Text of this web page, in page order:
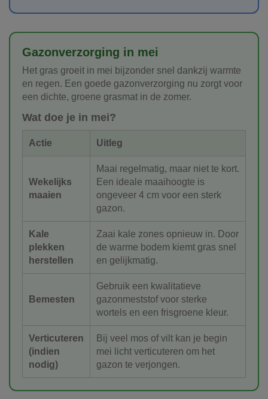
Gazonverzorging in mei
Het gras groeit in mei bijzonder snel dankzij warmte
en regen. Een goede gazonverzorging nu zorgt voor
een dichte, groene grasmat in de zomer.
Wat doe je in mei?
Actie Uitleg
Wekelijks
maaien
Maai regelmatig, maar niet te kort.
Een ideale maaihoogte is
ongeveer 4 cm voor een sterk
gazon.
Kale
plekken
herstellen
Zaai kale zones opnieuw in. Door
de warme bodem kiemt gras snel
en gelijkmatig.
Bemesten
Gebruik een kwalitatieve
gazonmeststof voor sterke
wortels en een frisgroene kleur.
Verticuteren
(indien
nodig)
Bij veel mos of vilt kan je begin
mei licht verticuteren om het
gazon te verjongen.